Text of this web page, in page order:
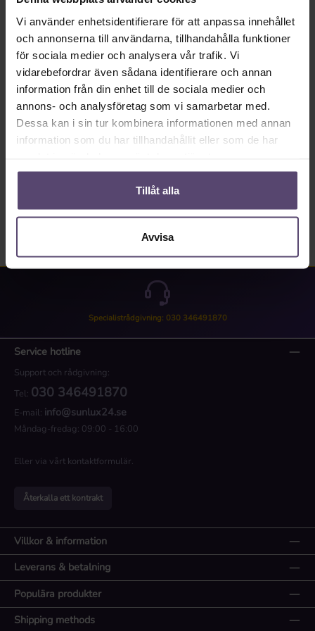
Vi använder enhetsidentifierare för att anpassa innehållet
och annonserna till användarna, tillhandahålla funktioner
för sociala medier och analysera vår trafik. Vi
vidarebefordrar även sådana identifierare och annan
information från din enhet till de sociala medier och
annons- och analysföretag som vi samarbetar med.
Dessa kan i sin tur kombinera informationen med annan
information som du har tillhandahållit eller som de har
Tillåt alla
Avvisa
Produktkvantitet: Ange önskat värde eller använd knapparna för att öka eller
Lägg till i kundkorgen
Produktnummer: SW10129
Beskrivning
Specialistrådgivning: 030 346491870
Service hotline
Support och rådgivning:
Tel: 030 346491870
E-mail: info@sunlux24.se
Måndag-fredag: 09:00 - 16:00
Eller via vårt kontaktformulär.
Återkalla ett kontrakt
Villkor & information
Leverans & betalning
Populära produkter
Shipping methods